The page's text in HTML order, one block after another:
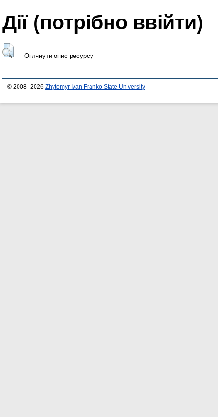
Дії ​​(потрібно ввійти)
Оглянути опис ресурсу
© 2008–2026 Zhytomyr Ivan Franko State University